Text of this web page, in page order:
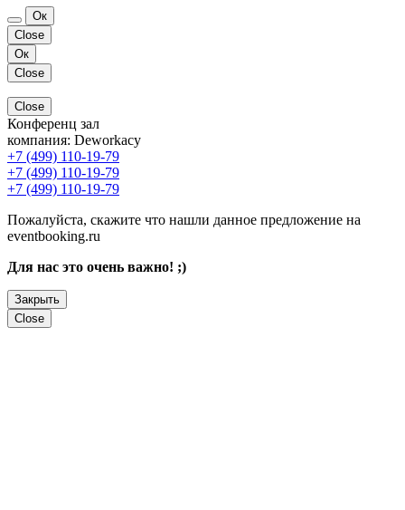
Ок
Close
Ок
Close
Close
Конференц зал
компания: Deworkacy
+7 (499) 110-19-79
+7 (499) 110-19-79
+7 (499) 110-19-79
Пожалуйста, скажите что нашли данное предложение на
eventbooking.ru
Для нас это очень важно! ;)
Закрыть
Close